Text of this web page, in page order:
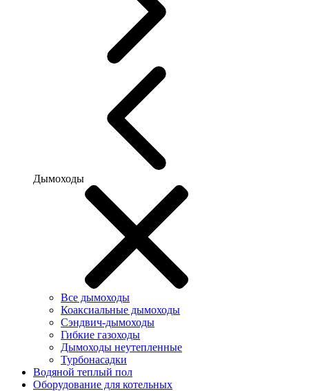
Дымоходы
Все дымоходы
Коаксиальные дымоходы
Сэндвич-дымоходы
Гибкие газоходы
Дымоходы неутепленные
Турбонасадки
Водяной теплый пол
Оборудование для котельных